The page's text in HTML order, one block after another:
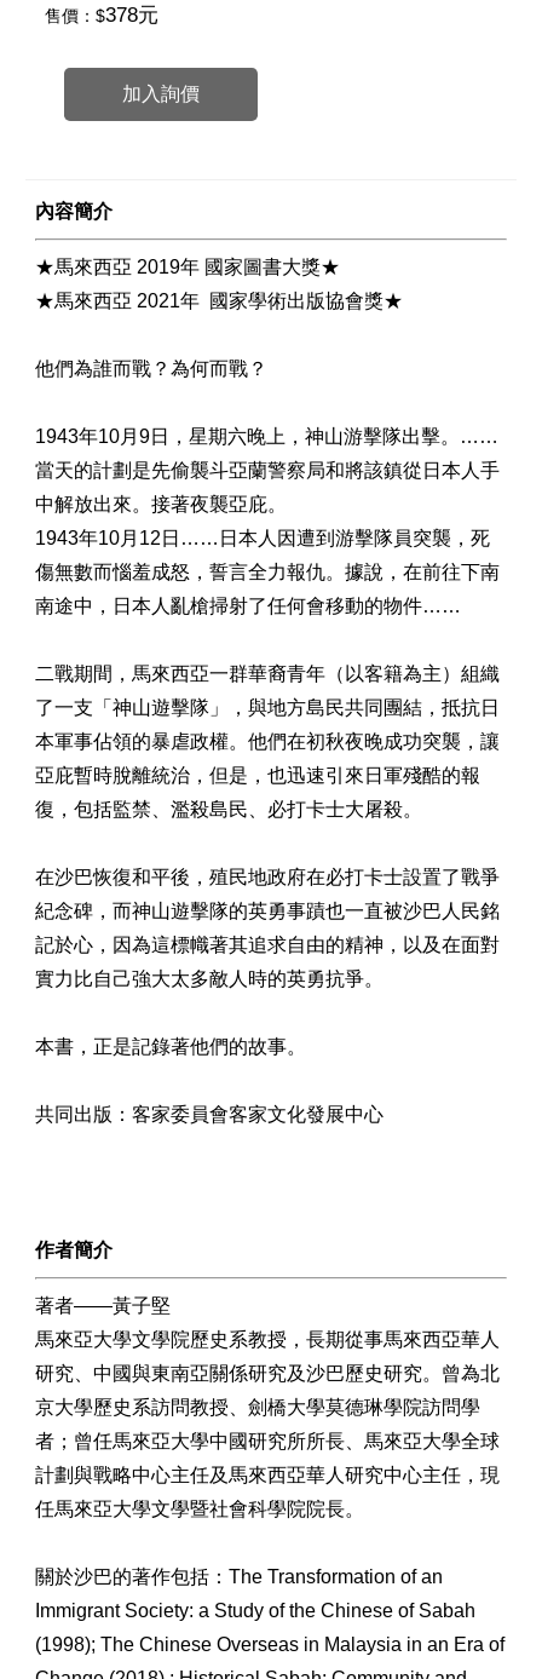
售價：$378元
加入詢價
內容簡介
★馬來西亞 2019年 國家圖書大獎★
★馬來西亞 2021年 國家學術出版協會獎★
他們為誰而戰？為何而戰？
1943年10月9日，星期六晚上，神山游擊隊出擊。……
當天的計劃是先偷襲斗亞蘭警察局和將該鎮從日本人手
中解放出來。接著夜襲亞庇。
1943年10月12日……日本人因遭到游擊隊員突襲，死
傷無數而惱羞成怒，誓言全力報仇。據說，在前往下南
南途中，日本人亂槍掃射了任何會移動的物件……
二戰期間，馬來西亞一群華裔青年（以客籍為主）組織
了一支「神山遊擊隊」，與地方島民共同團結，抵抗日
本軍事佔領的暴虐政權。他們在初秋夜晚成功突襲，讓
亞庇暫時脫離統治，但是，也迅速引來日軍殘酷的報
復，包括監禁、濫殺島民、必打卡士大屠殺。
在沙巴恢復和平後，殖民地政府在必打卡士設置了戰爭
紀念碑，而神山遊擊隊的英勇事蹟也一直被沙巴人民銘
記於心，因為這標幟著其追求自由的精神，以及在面對
實力比自己強大太多敵人時的英勇抗爭。
本書，正是記錄著他們的故事。
共同出版：客家委員會客家文化發展中心
作者簡介
著者——黃子堅
馬來亞大學文學院歷史系教授，長期從事馬來西亞華人
研究、中國與東南亞關係研究及沙巴歷史研究。曾為北
京大學歷史系訪問教授、劍橋大學莫德琳學院訪問學
者；曾任馬來亞大學中國研究所所長、馬來亞大學全球
計劃與戰略中心主任及馬來西亞華人研究中心主任，現
任馬來亞大學文學暨社會科學院院長。
關於沙巴的著作包括：The Transformation of an
Immigrant Society: a Study of the Chinese of Sabah
(1998); The Chinese Overseas in Malaysia in an Era of